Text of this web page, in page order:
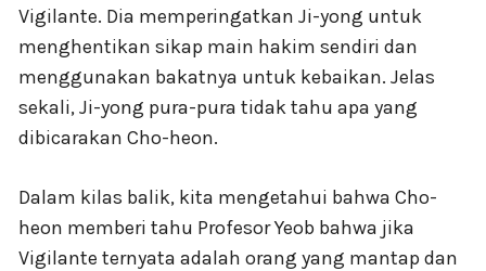
Vigilante. Dia memperingatkan Ji-yong untuk
menghentikan sikap main hakim sendiri dan
menggunakan bakatnya untuk kebaikan. Jelas
sekali, Ji-yong pura-pura tidak tahu apa yang
dibicarakan Cho-heon.
Dalam kilas balik, kita mengetahui bahwa Cho-
heon memberi tahu Profesor Yeob bahwa jika
Vigilante ternyata adalah orang yang mantap dan